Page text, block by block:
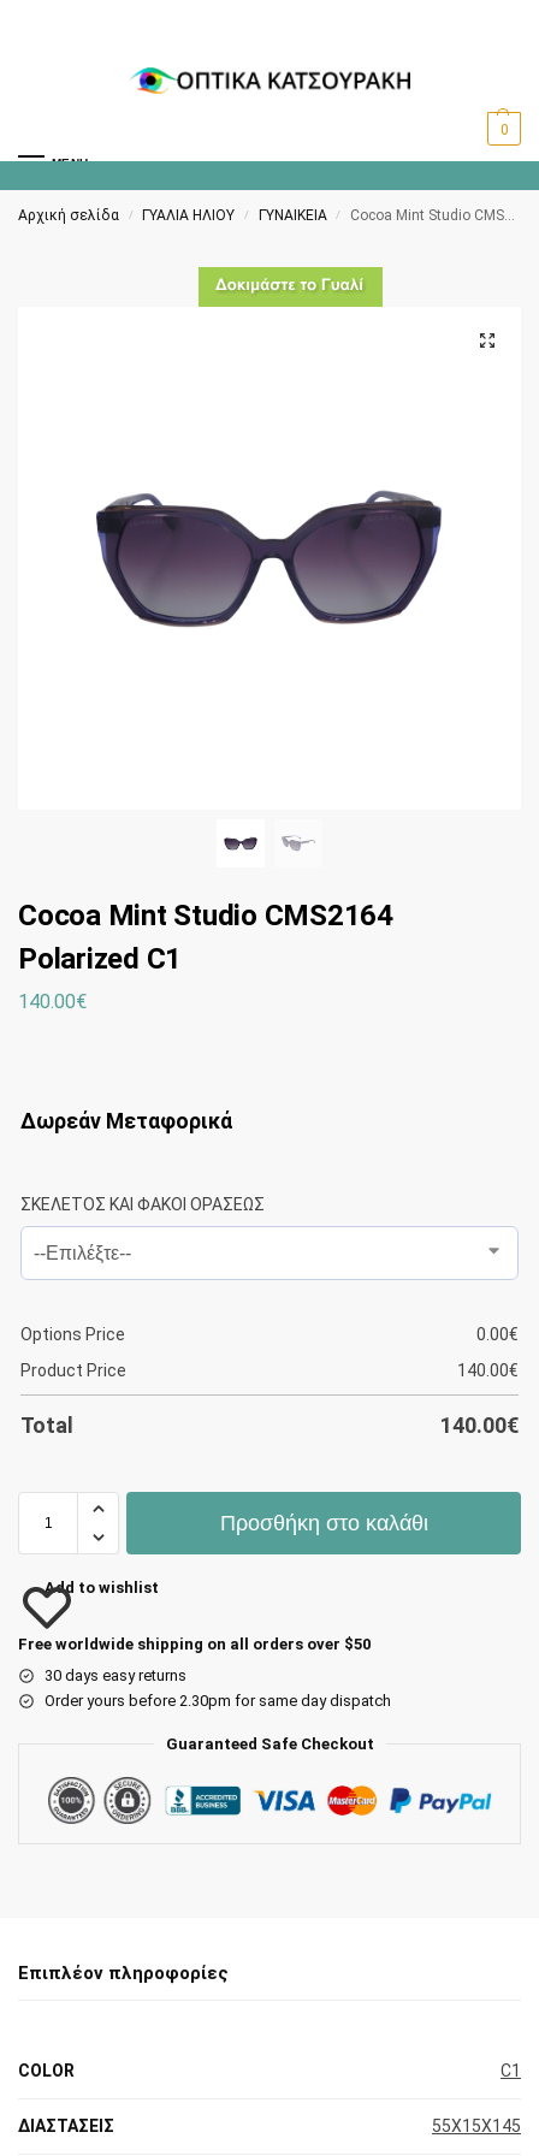
MENU
0
Αρχική σελίδα / ΓΥΑΛΙΑ ΗΛΙΟΥ / ΓΥΝΑΙΚΕΙΑ / Cocoa Mint Studio CMS2164 Polarized C1
Cocoa Mint Studio CMS2164
Polarized C1
140.00€
Δωρεάν Μεταφορικά
ΣΚΕΛΕΤΟΣ ΚΑΙ ΦΑΚΟΙ ΟΡΑΣΕΩΣ
Options Price 0.00€
Product Price
140.00€
Total 140.00€
Προσθήκη στο καλάθι
Add to wishlist
Free worldwide shipping on all orders over $50
30 days easy returns
Order yours before 2.30pm for same day dispatch
Guaranteed Safe Checkout
Επιπλέον πληροφορίες
COLOR C1
ΔΙΑΣΤΑΣΕΙΣ 55X15X145